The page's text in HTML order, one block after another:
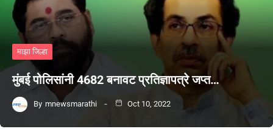
माझा जिल्हा
मुंबई पोलिसांनी 4682 बनावट प्रतिज्ञापत्रे जप्त…
By mnewsmarathi Oct 10, 2022